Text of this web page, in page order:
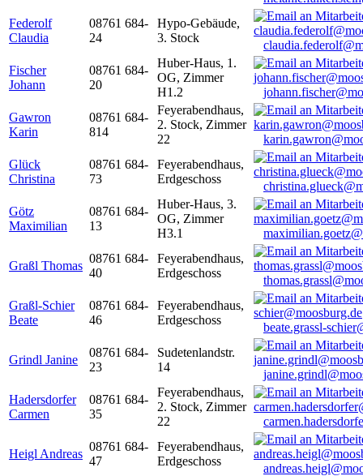
Federolf
Claudia
08761 684-
24
Hypo-Gebäude,
3. Stock
Fischer
Johann
08761 684-
20
Huber-Haus, 1.
OG, Zimmer
H1.2
Gawron
Karin
08761 684-
814
Feyerabendhaus,
2. Stock, Zimmer
22
Glück
Christina
08761 684-
73
Feyerabendhaus,
Erdgeschoss
Götz
Maximilian
08761 684-
13
Huber-Haus, 3.
OG, Zimmer
H3.1
Graßl Thomas
08761 684-
40
Feyerabendhaus,
Erdgeschoss
Graßl-Schier
Beate
08761 684-
46
Feyerabendhaus,
Erdgeschoss
beate.grassl-
Grindl Janine
08761 684-
23
Sudetenlandstr.
14
Hadersdorfer
Carmen
08761 684-
35
Feyerabendhaus,
2. Stock, Zimmer
22
Heigl Andreas
08761 684-
47
Feyerabendhaus,
Erdgeschoss